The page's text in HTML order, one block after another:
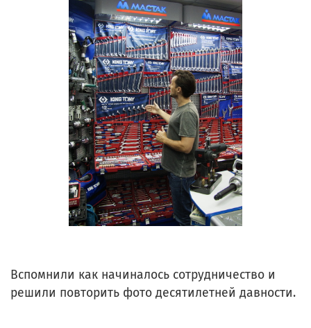
Вспомнили как начиналось сотрудничество и
решили повторить фото десятилетней давности.